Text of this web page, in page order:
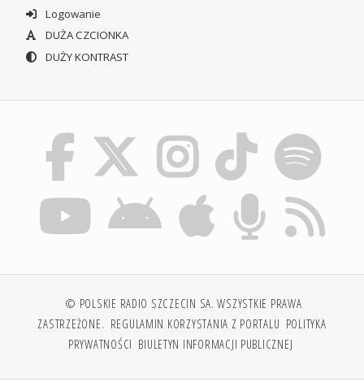
Logowanie
DUŻA CZCIONKA
DUŻY KONTRAST
© POLSKIE RADIO SZCZECIN SA. WSZYSTKIE PRAWA
ZASTRZEŻONE. REGULAMIN KORZYSTANIA Z PORTALU POLITYKA
PRYWATNOŚCI BIULETYN INFORMACJI PUBLICZNEJ